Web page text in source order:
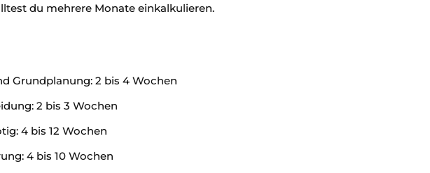
du mehrere Monate einkalkulieren.
Grundplanung: 2 bis 4 Wochen
2 bis 3 Wochen
4 bis 12 Wochen
4 bis 10 Wochen